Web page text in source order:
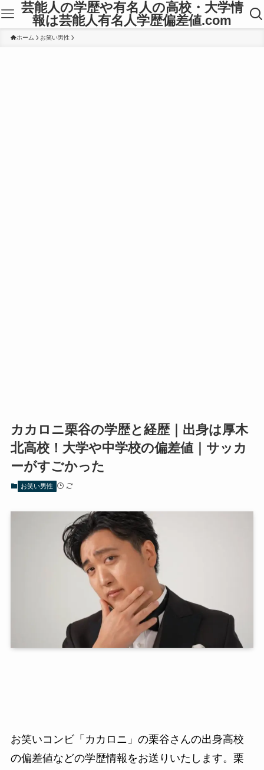
芸能人の学歴や有名人の高校・大学情
報は芸能人有名人学歴偏差値.com
ホーム お笑い男性
カカロニ栗谷の学歴と経歴｜出身は厚木
北高校！大学や中学校の偏差値｜サッカ
ーがすごかった
お笑い男性
お笑いコンビ「カカロニ」の栗谷さんの出身高校
の偏差値などの学歴情報をお送りいたします。栗